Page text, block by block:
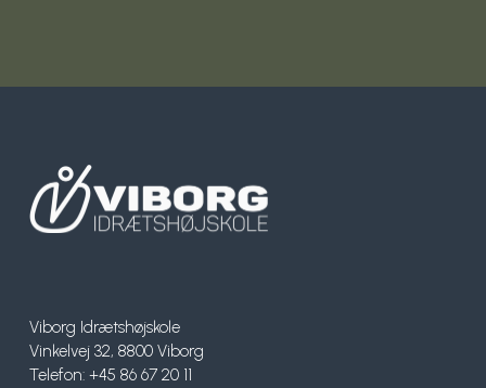
Viborg Idrætshøjskole
Vinkelvej 32, 8800 Viborg
Telefon: +45 86 67 20 11